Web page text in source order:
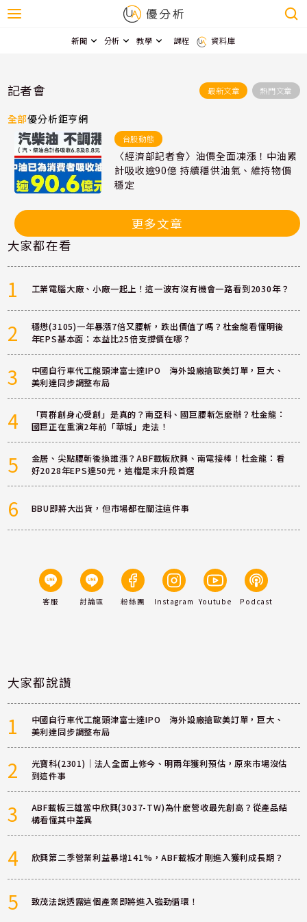
新聞 分析 教學 課程 資料庫
記者會 最新文章 熱門文章
全部優分析鉅亨網
台股動態
〈經濟部記者會〉油價全面凍漲！中油累
計吸收逾90億 持續穩供油氣、維持物價
穩定
更多文章
大家都在看
1 工業電腦大廠、小廠一起上！這一波有沒有機會一路看到2030年？
2
穩懋(3105)一年暴漲7倍又腰斬，跌出價值了嗎？杜金龍看懂明後
年EPS基本面：本益比25倍支撐價在哪？
3
中國自行車代工龍頭津富士達IPO 海外設廠搶歐美訂單，巨大、
美利達同步調整布局
4
「買群創身心受創」是真的？南亞科、國巨腰斬怎麼辦？杜金龍：
國巨正在重演2年前「華城」走法！
5
金居、尖點腰斬後換誰漲？ABF載板欣興、南電接棒！杜金龍：看
好2028年EPS達50元，這檔是末升段首選
6 BBU即將大出貨，但市場都在關注這件事
客服 討論區 粉絲團 Instagram Youtube Podcast
大家都說讚
1
中國自行車代工龍頭津富士達IPO 海外設廠搶歐美訂單，巨大、
美利達同步調整布局
2
光寶科(2301)｜法人全面上修今、明兩年獲利預估，原來市場沒估
到這件事
3
ABF載板三雄當中欣興(3037-TW)為什麼營收最先創高？從產品結
構看懂其中差異
4 欣興第二季營業利益暴增141%，ABF載板才剛進入獲利成長期？
5 致茂法說透露這個產業即將進入強勁循環！